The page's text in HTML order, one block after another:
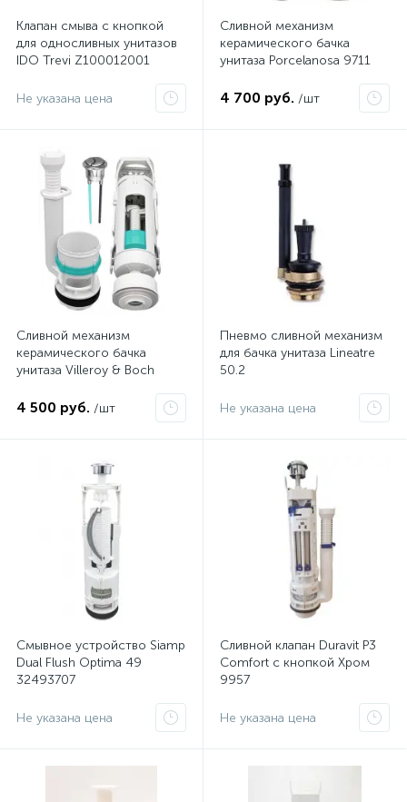
Клапан смыва с кнопкой
для односливных унитазов
IDO Trevi Z100012001
Не указана цена
Сливной механизм
керамического бачка
унитаза Porcelanosa 9711
4 700 руб. /шт
Сливной механизм
керамического бачка
унитаза Villeroy & Boch
4 500 руб. /шт
Пневмо сливной механизм
для бачка унитаза Lineatre
50.2
Не указана цена
Смывное устройство Siamp
Dual Flush Optima 49
32493707
Не указана цена
Сливной клапан Duravit P3
Comfort с кнопкой Хром
9957
Не указана цена